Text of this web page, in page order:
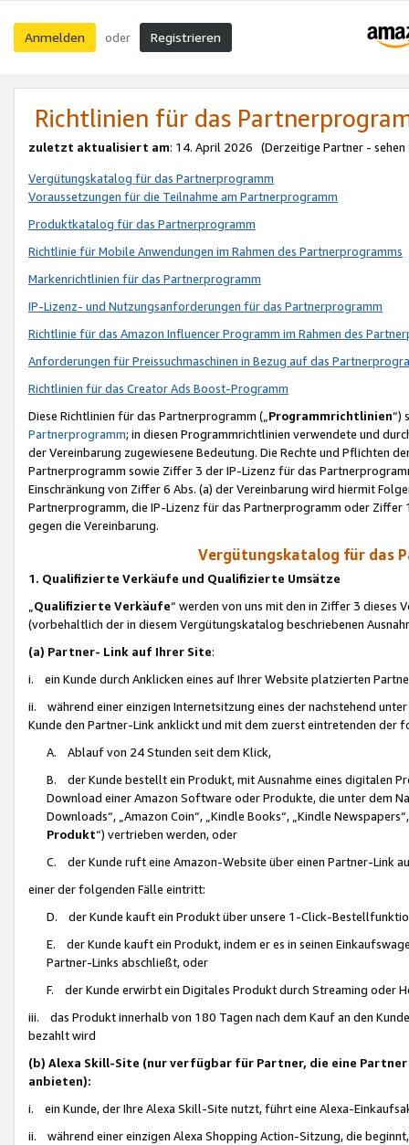
Anmelden oder Registrieren
Richtlinien für das
zuletzt aktualisiert am: 14. April 2026 (Derzeitige Partner - sehen
Vergütungskatalog für das Partnerprogramm
Voraussetzungen für die Teilnahme am Partnerprogramm
Produktkatalog für das Partnerprogramm
Richtlinie für Mobile Anwendungen im Rahmen des Partnerprogramms
Markenrichtlinien für das Partnerprogramm
IP-Lizenz- und Nutzungsanforderungen für das Partnerprogramm
Richtlinie für das Amazon Influencer Programm im Rahmen des
Anforderungen für Preissuchmaschinen in Bezug auf das
Richtlinien für das Creator Ads Boost-Programm
Diese Richtlinien für das Partnerprogramm („Programmrichtlinien“)
Partnerprogramm; in diesen Programmrichtlinien verwendete und
der Vereinbarung zugewiesene Bedeutung. Die Rechte und Pflichten
Partnerprogramm sowie Ziffer 3 der IP-Lizenz für das
Einschränkung von Ziffer 6 Abs. (a) der Vereinbarung wird hiermit
Partnerprogramm, die IP-Lizenz für das Partnerprogramm oder
gegen die Vereinbarung.
Vergütungskatalog für das
1. Qualifizierte Verkäufe und Qualifizierte Umsätze
Qualifizierte Verkäufe“ werden von uns mit den in Ziffer 3
(vorbehaltlich der in diesem Vergütungskatalog beschriebenen
(a) Partner- Link auf Ihrer Site:
i. ein Kunde durch Anklicken eines auf Ihrer Website platzierten
ii. während einer einzigen Internetsitzung eines der nachstehend
Kunde den Partner-Link anklickt und mit dem zuerst eintretenden der
A. Ablauf von 24 Stunden seit dem Klick,
B. der Kunde bestellt ein Produkt, mit Ausnahme eines digitalen
Download einer Amazon Software oder Produkte, die unter dem
Downloads“, „Amazon Coin“, „Kindle Books“, „Kindle
Produkt“) vertrieben werden, oder
C. der Kunde ruft eine Amazon-Website über einen Partner-Link
einer der folgenden Fälle eintritt:
D. der Kunde kauft ein Produkt über unsere 1-Click-
E. der Kunde kauft ein Produkt, indem er es in seinen
Partner-Links abschließt, oder
F. der Kunde erwirbt ein Digitales Produkt durch Streaming oder
iii. das Produkt innerhalb von 180 Tagen nach dem Kauf an den
bezahlt wird
(b) Alexa Skill-Site (nur verfügbar für Partner, die eine
anbieten):
i. ein Kunde, der Ihre Alexa Skill-Site nutzt, führt eine Alexa-
ii. während einer einzigen Alexa Shopping Action-Sitzung, die